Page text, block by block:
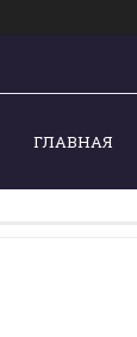
ГЛАВНАЯ